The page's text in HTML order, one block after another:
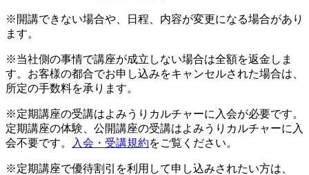
※開講できない場合や、日程、内容が変更になる場合があり
ます。
※当社側の事情で講座が成立しない場合は全額を返金しま
す。お客様の都合でお申し込みをキャンセルされた場合は、
所定の手数料を承ります。
※定期講座の受講はよみうりカルチャーに入会が必要です。
定期講座の体験、公開講座の受講はよみうりカルチャーに入
会不要です。
入会・受講規約をご覧ください。
※定期講座で優待割引を利用して申し込みされたい方は、